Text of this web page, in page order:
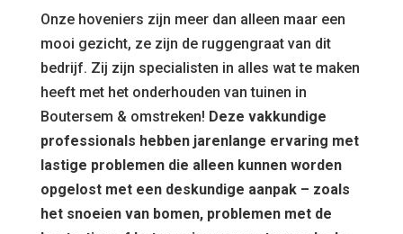
Onze hoveniers zijn meer dan alleen maar een
mooi gezicht, ze zijn de ruggengraat van dit
bedrijf. Zij zijn specialisten in alles wat te maken
heeft met het onderhouden van tuinen in
Boutersem & omstreken! Deze vakkundige
professionals hebben jarenlange ervaring met
lastige problemen die alleen kunnen worden
opgelost met een deskundige aanpak – zoals
het snoeien van bomen, problemen met de